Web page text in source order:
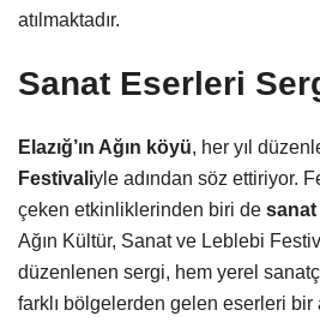
atılmaktadır.
Sanat Eserleri
Elazığ’ın Ağın köyü, her yıl
Festivaliyle adından söz ettiriyor.
çeken etkinliklerinden biri de
Ağın Kültür, Sanat ve Leblebi
düzenlenen sergi, hem yerel
farklı bölgelerden gelen eserleri